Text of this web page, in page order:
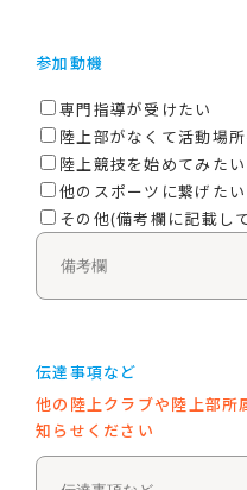
参加動機
専門指導が受けたい
陸上部がなくて活動場
陸上競技を始めてみたい
他のスポーツに繋げたい
その他(備考欄に記載し
伝達事項など
他の陸上クラブや陸上部所
知らせください